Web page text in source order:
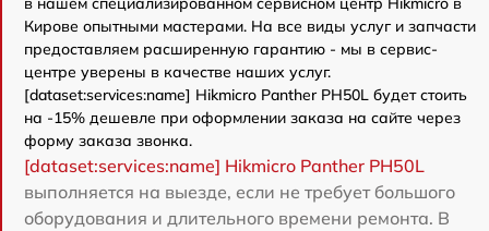
Кирове опытными мастерами. На все виды услуг и запчасти
предоставляем расширенную гарантию - мы в сервис-
центре уверены в качестве наших услуг.
[dataset:services:name] Hikmicro Panther PH50L будет стоить
на -15% дешевле при оформлении заказа на сайте через
форму заказа звонка.
[dataset:services:name] Hikmicro Panther PH50L
выполняется на выезде, если не требует большого
оборудования и длительного времени ремонта. В